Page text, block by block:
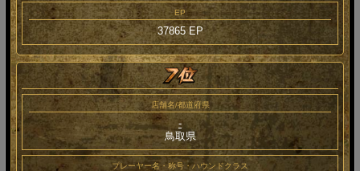
EP
37865 EP
店舗名/都道府県
-
鳥取県
プレーヤー名・称号・ハウンドクラス